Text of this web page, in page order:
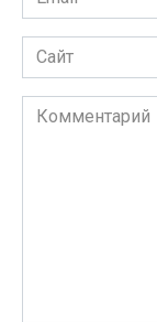
*
Сайт
Комментарий